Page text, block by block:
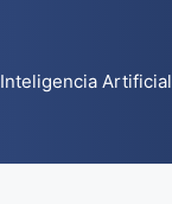
Inteligencia Artificial